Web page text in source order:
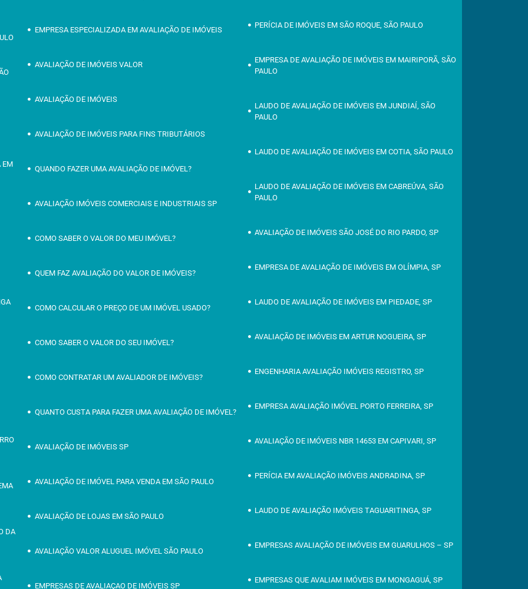
EM
DA
EMPRESA ESPECIALIZADA EM AVALIAÇÃO DE IMÓVEIS
AVALIAÇÃO DE IMÓVEIS VALOR
AVALIAÇÃO DE IMÓVEIS
AVALIAÇÃO DE IMÓVEIS PARA FINS TRIBUTÁRIOS
QUANDO FAZER UMA AVALIAÇÃO DE IMÓVEL?
AVALIAÇÃO IMÓVEIS COMERCIAIS E INDUSTRIAIS SP
COMO SABER O VALOR DO MEU IMÓVEL?
QUEM FAZ AVALIAÇÃO DO VALOR DE IMÓVEIS?
COMO CALCULAR O PREÇO DE UM IMÓVEL USADO?
COMO SABER O VALOR DO SEU IMÓVEL?
COMO CONTRATAR UM AVALIADOR DE IMÓVEIS?
QUANTO CUSTA PARA FAZER UMA AVALIAÇÃO DE IMÓVEL?
AVALIAÇÃO DE IMÓVEIS SP
AVALIAÇÃO DE IMÓVEL PARA VENDA EM SÃO PAULO
AVALIAÇÃO DE LOJAS EM SÃO PAULO
AVALIAÇÃO VALOR ALUGUEL IMÓVEL SÃO PAULO
EMPRESAS DE AVALIAÇAO DE IMÓVEIS SP
PERÍCIA DE IMÓVEIS EM SÃO ROQUE, SÃO PAULO
EMPRESA DE AVALIAÇÃO DE IMÓVEIS EM MAIRIPORÃ, SÃO
PAULO
LAUDO DE AVALIAÇÃO DE IMÓVEIS EM JUNDIAÍ, SÃO
PAULO
LAUDO DE AVALIAÇÃO DE IMÓVEIS EM COTIA, SÃO PAULO
LAUDO DE AVALIAÇÃO DE IMÓVEIS EM CABREÚVA, SÃO
PAULO
AVALIAÇÃO DE IMÓVEIS SÃO JOSÉ DO RIO PARDO, SP
EMPRESA DE AVALIAÇÃO DE IMÓVEIS EM OLÍMPIA, SP
LAUDO DE AVALIAÇÃO DE IMÓVEIS EM PIEDADE, SP
AVALIAÇÃO DE IMÓVEIS EM ARTUR NOGUEIRA, SP
ENGENHARIA AVALIAÇÃO IMÓVEIS REGISTRO, SP
EMPRESA AVALIAÇÃO IMÓVEL PORTO FERREIRA, SP
AVALIAÇÃO DE IMÓVEIS NBR 14653 EM CAPIVARI, SP
PERÍCIA EM AVALIAÇÃO IMÓVEIS ANDRADINA, SP
LAUDO DE AVALIAÇÃO IMÓVEIS TAGUARITINGA, SP
EMPRESAS AVALIAÇÃO DE IMÓVEIS EM GUARULHOS – SP
EMPRESAS QUE AVALIAM IMÓVEIS EM MONGAGUÁ, SP